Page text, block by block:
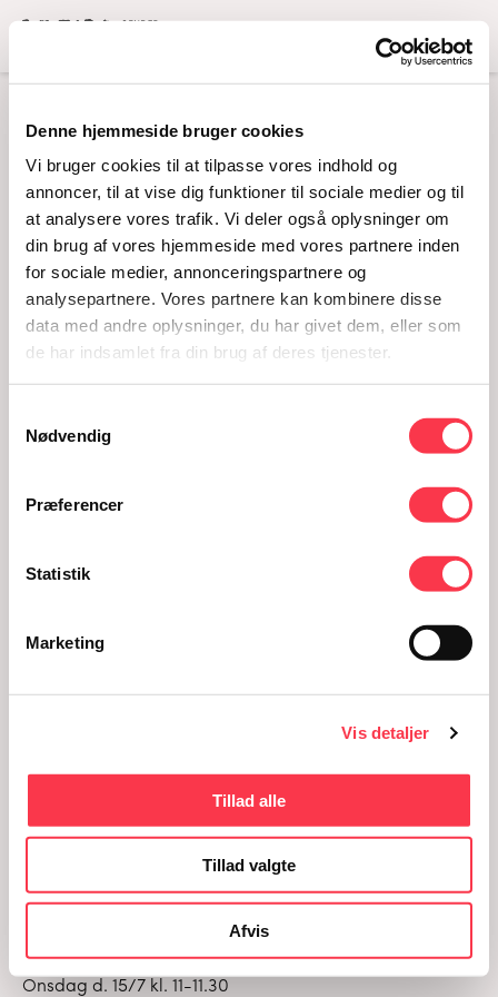
Denne hjemmeside bruger cookies
Vi bruger cookies til at tilpasse vores indhold og
annoncer, til at vise dig funktioner til sociale medier og til
at analysere vores trafik. Vi deler også oplysninger om
din brug af vores hjemmeside med vores partnere inden
for sociale medier, annonceringspartnere og
analysepartnere. Vores partnere kan kombinere disse
data med andre oplysninger, du har givet dem, eller som
de har indsamlet fra din brug af deres tjenester.
Nødvendig
Præferencer
Statistik
Marketing
Vis detaljer
Tillad alle
Tillad valgte
Afvis
Menu
GRATIS GUIDEDE
TURE I
SOMMERFERIEN
22.07.2026 · 11:00-11:30
Gratis guidede ture i sommerferien
Tag din familie eller bedste ven med, når vi hver
Tidspunkter for guidede ture:
Onsdag d. 1/7 kl. 11-11.30
Onsdag d. 15/7 kl. 11-11.30